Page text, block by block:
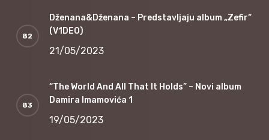
Dženana&Dženana – Predstavljaju album „Zefir“
(V1DEO)
21/05/2023
“The World And All That It Holds” – Novi album
Damira Imamovića 1
19/05/2023